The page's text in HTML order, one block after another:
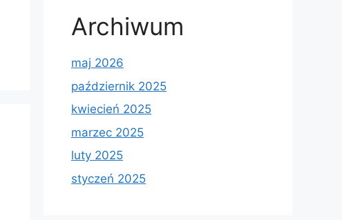
Archiwum
maj 2026
październik 2025
kwiecień 2025
marzec 2025
luty 2025
styczeń 2025